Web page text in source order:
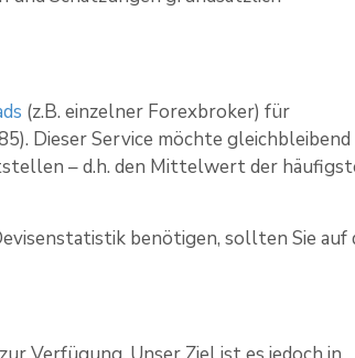
(z.B. einzelner Forexbroker) für
Dieser Service möchte gleichbleibend
– d.h. den Mittelwert der
benötigen, sollten Sie auf